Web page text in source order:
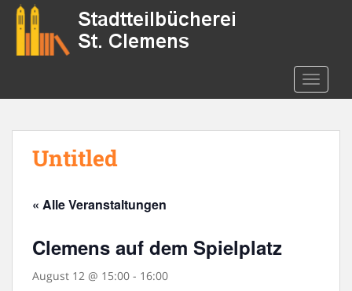
o
Untitled
« Alle Veranstaltungen
Clemens auf dem Spielplatz
August 12 @ 15:00 - 16:00